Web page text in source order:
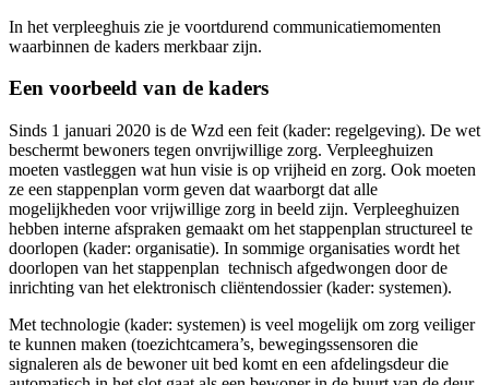
In het verpleeghuis zie je voortdurend communicatiemomenten
waarbinnen de kaders merkbaar zijn.
Een voorbeeld van de kaders
Sinds 1 januari 2020 is de Wzd een feit (kader: regelgeving). De wet
beschermt bewoners tegen onvrijwillige zorg. Verpleeghuizen
moeten vastleggen wat hun visie is op vrijheid en zorg. Ook moeten
ze een stappenplan vorm geven dat waarborgt dat alle
mogelijkheden voor vrijwillige zorg in beeld zijn. Verpleeghuizen
hebben interne afspraken gemaakt om het stappenplan structureel te
doorlopen (kader: organisatie). In sommige organisaties wordt het
doorlopen van het stappenplan technisch afgedwongen door de
inrichting van het elektronisch cliëntendossier (kader: systemen).
Met technologie (kader: systemen) is veel mogelijk om zorg veiliger
te kunnen maken (toezichtcamera’s, bewegingssensoren die
signaleren als de bewoner uit bed komt en een afdelingsdeur die